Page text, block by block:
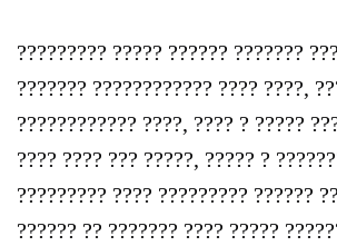
????????? ????? ?????? ???????
??????? ???????????? ???? ????,
???????????? ????, ???? ? ?????
???? ???? ??? ?????, ????? ?
????????? ???? ????????? ??????
?????? ?? ??????? ???? ?????